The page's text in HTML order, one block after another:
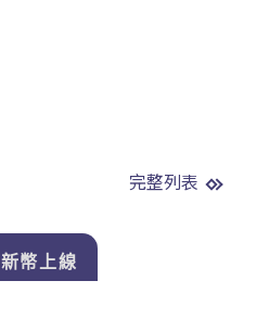
完整列表
新幣上線